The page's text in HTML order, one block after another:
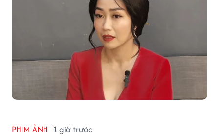
PHIM ẢNH 1 giờ trước